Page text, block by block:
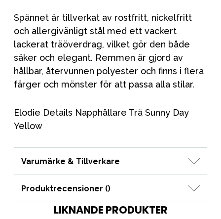
Spännet är tillverkat av rostfritt, nickelfritt
och allergivänligt stål med ett vackert
lackerat träöverdrag, vilket gör den både
säker och elegant. Remmen är gjord av
hållbar, återvunnen polyester och finns i flera
färger och mönster för att passa alla stilar.
Elodie Details Napphållare Trä Sunny Day
Yellow
Varumärke & Tillverkare
Produktrecensioner ()
LIKNANDE PRODUKTER